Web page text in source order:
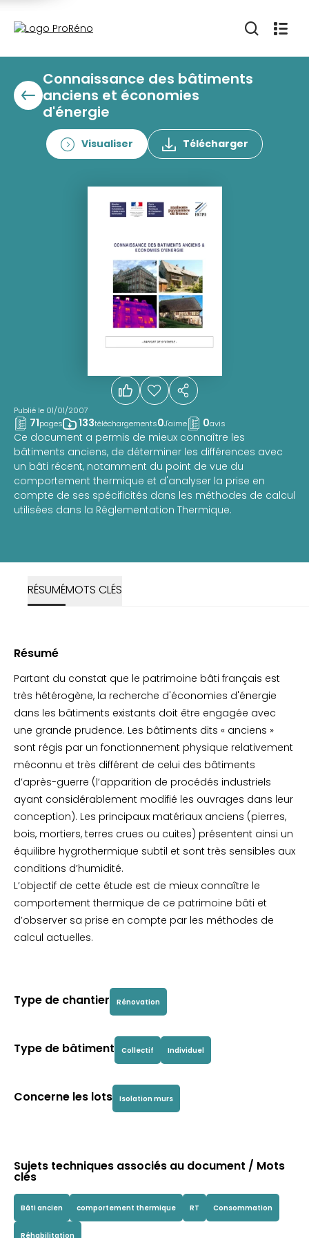
Connaissance des bâtiments
anciens et économies
d'énergie
Visualiser Télécharger
Publié le 01/01/2007
71pages 133téléchargements0J'aime 0avis
Ce document a permis de mieux connaître les
bâtiments anciens, de déterminer les différences avec
un bâti récent, notamment du point de vue du
comportement thermique et d'analyser la prise en
compte de ses spécificités dans les méthodes de calcul
utilisées dans la Réglementation Thermique.
RÉSUMÉMOTS CLÉS
Résumé
Partant du constat que le patrimoine bâti français est
très hétérogène, la recherche d'économies d'énergie
dans les bâtiments existants doit être engagée avec
une grande prudence. Les bâtiments dits « anciens »
sont régis par un fonctionnement physique relativement
méconnu et très différent de celui des bâtiments
d’après-guerre (l’apparition de procédés industriels
ayant considérablement modifié les ouvrages dans leur
conception). Les principaux matériaux anciens (pierres,
bois, mortiers, terres crues ou cuites) présentent ainsi un
équilibre hygrothermique subtil et sont très sensibles aux
conditions d’humidité.
L’objectif de cette étude est de mieux connaître le
comportement thermique de ce patrimoine bâti et
d’observer sa prise en compte par les méthodes de
calcul actuelles.
Type de chantier Rénovation
Type de bâtiment Collectif Individuel
Concerne les lots Isolation murs
Sujets techniques associés au document / Mots
clés
Bâti ancien comportement thermique RT Consommation
Réhabilitation